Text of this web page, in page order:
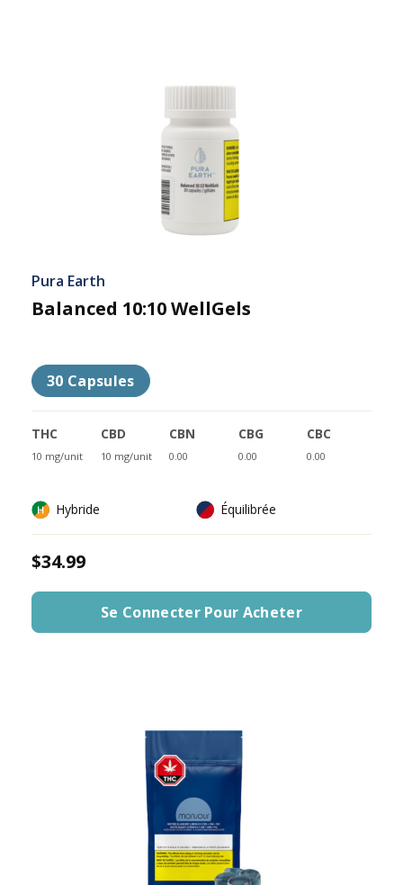
Pura Earth
Balanced 10:10 WellGels
30 Capsules
THC
10 mg/unit
CBD
10 mg/unit
CBN
0.00
CBG
0.00
CBC
0.00
Hybride Équilibrée
$34.99
Se Connecter Pour Acheter